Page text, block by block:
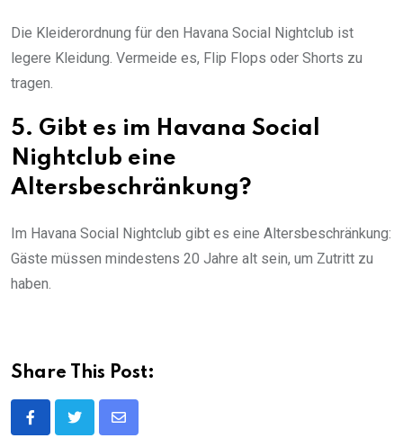
Die Kleiderordnung für den Havana Social Nightclub ist
legere Kleidung. Vermeide es, Flip Flops oder Shorts zu
tragen.
5. Gibt es im Havana Social
Nightclub eine
Altersbeschränkung?
Im Havana Social Nightclub gibt es eine Altersbeschränkung:
Gäste müssen mindestens 20 Jahre alt sein, um Zutritt zu
haben.
Share This Post:
Share